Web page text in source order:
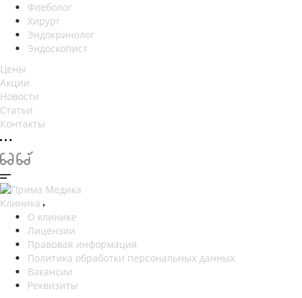
Флеболог
Хирург
Эндокринолог
Эндоскопист
Цены
Акции
Новости
Статьи
Контакты
Клиника
О клинике
Лицензии
Правовая информация
Политика обработки персональных данных
Вакансии
Реквизиты